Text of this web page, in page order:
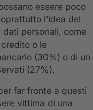
essere poco
l’idea del
personali, come
o le
(30%) o di un
(27%).
far fronte a questi
vittima di una